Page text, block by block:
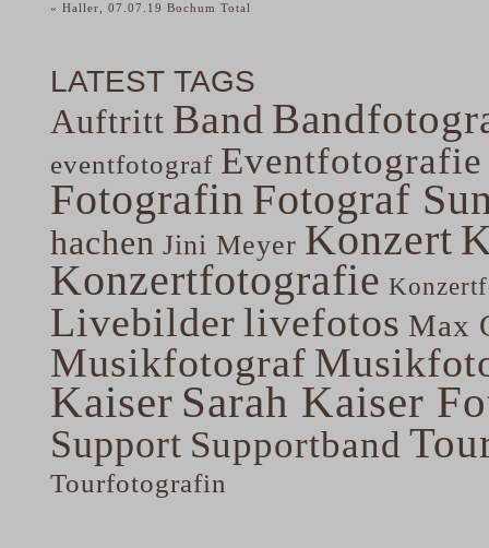
« Haller, 07.07.19 Bochum Total
LATEST TAGS
Auftritt Band
eventfotograf Eventfotografie
Fotografin Fotograf
hachen Jini Meyer Konzert
Konzertfotografie
Livebilderlivefotos Max
Musikfotograf
Kaiser Sarah Kaiser
Support Supportband
Tourfotografin